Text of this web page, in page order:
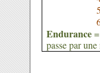
Endurance
passe par